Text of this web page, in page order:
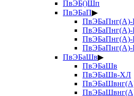
ПвЭБ()Шп
ПвЭБаП▶
ПвЭБаПнг(А)-
ПвЭБаПнг(А)-
ПвЭБаШв▶
ПвЭБаШв
ПвЭБаШв-ХЛ